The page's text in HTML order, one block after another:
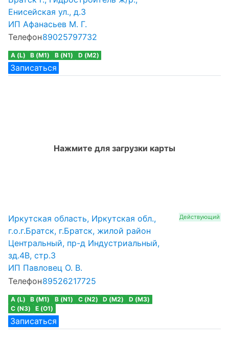
Енисейская ул., д.3
ИП Афанасьев М. Г.
Телефон89025797732
A (L) B (M1) B (N1) D (M2)
Записаться
Нажмите для загрузки карты
Иркутская область, Иркутская обл.,
г.о.г.Братск, г.Братск, жилой район
Центральный, пр-д Индустриальный,
зд.4В, стр.3
ИП Павловец О. В.
Телефон89526217725
A (L) B (M1) B (N1) C (N2) D (M2)
D (M3)
C (N3)
E (O1)
Записаться
Действующий